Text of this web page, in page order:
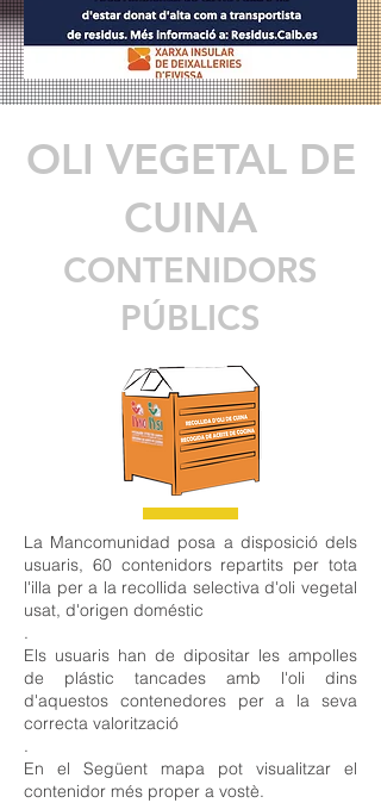
OLI VEGETAL DE
CUINA
CONTENIDORS
PÚBLICS
La Mancomunidad posa a disposició dels
usuaris, 60 contenidors repartits per tota
l'illa per a la recollida selectiva d'oli vegetal
usat, d'origen doméstic
.
Els usuaris han de dipositar les ampolles
de plástic tancades amb l'oli dins
d'aquestos contenedores per a la seva
correcta valorització
.
En el Següent mapa pot visualitzar el
contenidor més proper a vostè.